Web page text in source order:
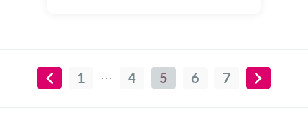
1 4 5 6 7